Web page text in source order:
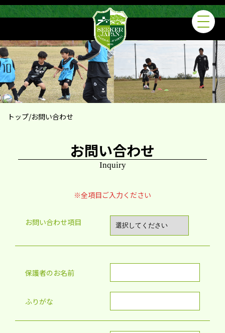
トップ/お問い合わせ
お問い合わせ
Inquiry
※全項目ご入力ください
お問い合わせ項目
保護者のお名前
ふりがな